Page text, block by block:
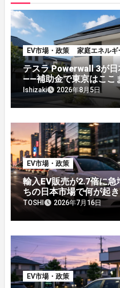
EV市場・政策 家庭エネルギ
テスラ Powerwall 3が
——補助金で東京はここ
【2026年8月最新】
Ishizaki 2026年8月5日
EV市場・政策
輸入EV販売が2.7倍に
ちの日本市場で何が起
TOSHI 2026年7月16日
EV市場・政策